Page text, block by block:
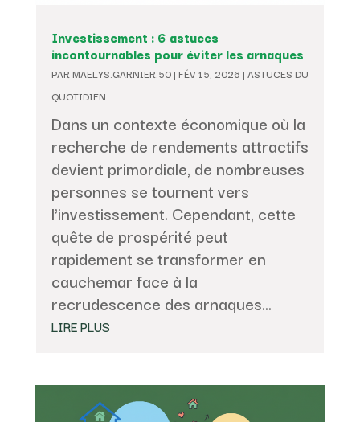
Investissement : 6 astuces
incontournables pour éviter les arnaques
PAR MAELYS.GARNIER.50| FÉV 15, 2026 | ASTUCES DU
QUOTIDIEN
Dans un contexte économique où la
recherche de rendements attractifs
devient primordiale, de nombreuses
personnes se tournent vers
l'investissement. Cependant, cette
quête de prospérité peut
rapidement se transformer en
cauchemar face à la
recrudescence des arnaques...
LIRE PLUS